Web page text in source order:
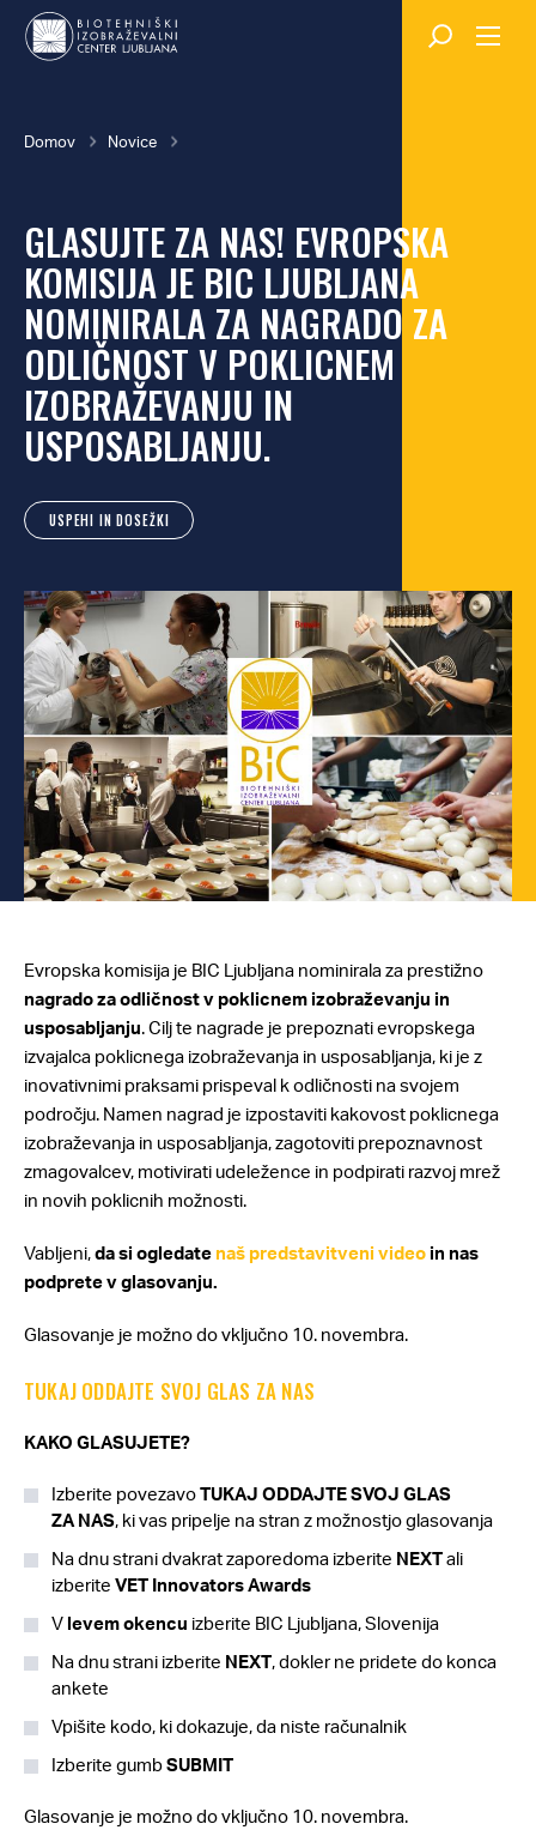
Skok
na
Breadcrumb
Domov Novice
GLASUJTE ZA NAS! EVROPSKA
KOMISIJA JE BIC LJUBLJANA
NOMINIRALA ZA NAGRADO ZA
ODLIČNOST V POKLICNEM
IZOBRAŽEVANJU IN
USPOSABLJANJU.
USPEHI IN DOSEŽKI
Evropska komisija je BIC Ljubljana nominirala za prestižno
nagrado za odličnost v poklicnem izobraževanju in
usposabljanju. Cilj te nagrade je prepoznati evropskega
izvajalca poklicnega izobraževanja in usposabljanja, ki je z
inovativnimi praksami prispeval k odličnosti na svojem
področju. Namen nagrad je izpostaviti kakovost poklicnega
izobraževanja in usposabljanja, zagotoviti prepoznavnost
zmagovalcev, motivirati udeležence in podpirati razvoj mrež
in novih poklicnih možnosti.
Vabljeni,da si ogledate naš predstavitveni video in nas
podprete v glasovanju.
Glasovanje je možno do vključno 10. novembra.
TUKAJ ODDAJTE SVOJ GLAS ZA NAS
KAKO GLASUJETE?
Izberite povezavoTUKAJ ODDAJTE SVOJ GLAS
ZA NAS, ki vas pripelje na stran z možnostjo glasovanja
Na dnu strani dvakrat zaporedoma izberite NEXTali
izberite VET Innovators Awards
V levemokencu izberite BIC Ljubljana, Slovenija
Na dnu strani izberite NEXT, dokler ne pridete do konca
ankete
Vpišite kodo, ki dokazuje, da niste računalnik
Izberite gumbSUBMIT
Glasovanje je možno do vključno 10. novembra.